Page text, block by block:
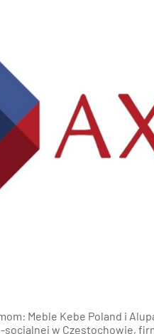
Meble Kebe Poland i
w Częstochowie,